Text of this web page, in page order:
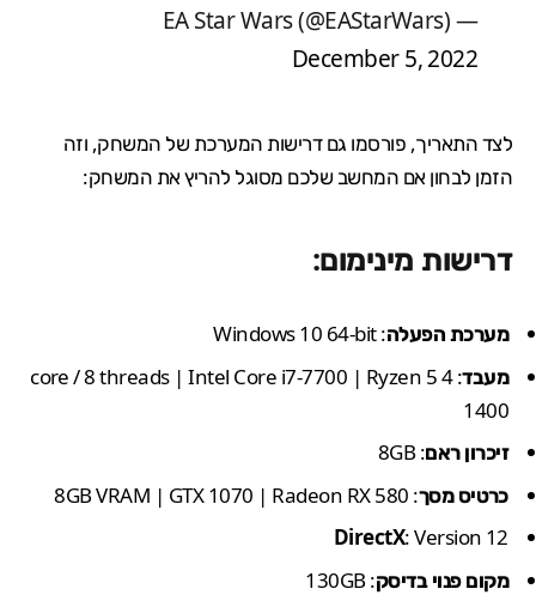
— EA Star Wars (@EAStarWars)
December 5, 2022
לצד התאריך, פורסמו גם דרישות המערכת של המשחק, וזה
הזמן לבחון אם המחשב שלכם מסוגל להריץ את המשחק:
דרישות מינימום:
מערכת הפעלה: Windows 10 64-bit
מעבד
: 4 core / 8 threads | Intel Core i7-7700 | Ryzen 5
1400
זיכרון ראם: 8GB
כרטיס מסך: 8GB VRAM | GTX 1070 | Radeon RX 580
DirectX: Version 12
מקום פנוי בדיסק: 130GB